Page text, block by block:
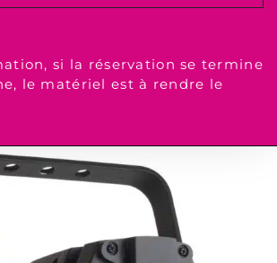
si la réservation se termine
le matériel est à rendre le